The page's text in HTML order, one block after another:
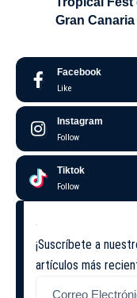
Gran Canaria
Facebook
Like
Instagram
Follow
Tiktok
Follow
¡Suscríbete a
artículos más